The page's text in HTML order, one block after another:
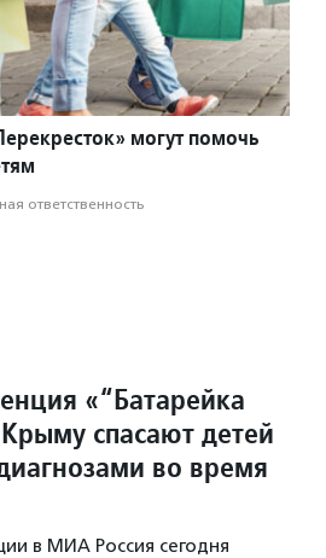
могут помочь
ответственность
«“Батарейка
спасают детей
во время
в МИА Россия сегодня